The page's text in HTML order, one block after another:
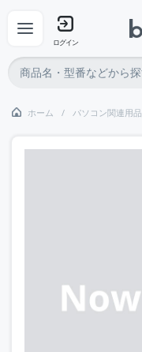
ログイン
ホーム パソコン関連用品